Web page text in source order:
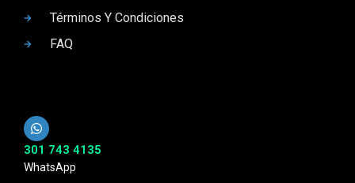
Términos Y Condiciones
FAQ
301 743 4135
WhatsApp